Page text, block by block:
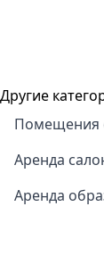
Другие
Помещения
Аренда
Аренда